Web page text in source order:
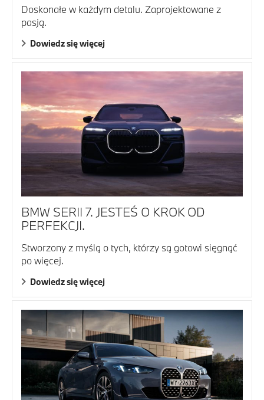
Doskonałe w każdym detalu. Zaprojektowane z
pasją.
Dowiedz się więcej
BMW SERII 7. JESTEŚ O KROK OD
PERFEKCJI.
Stworzony z myślą o tych, którzy są gotowi sięgnąć
po więcej.
Dowiedz się więcej